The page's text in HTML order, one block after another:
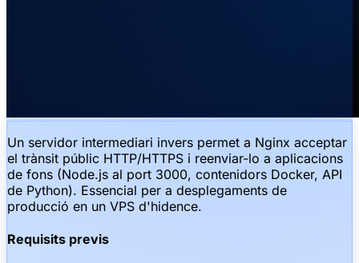
Un servidor intermediari invers permet a Nginx acceptar
el trànsit públic HTTP/HTTPS i reenviar-lo a aplicacions
de fons (Node.js al port 3000, contenidors Docker, API
de Python). Essencial per a desplegaments de
producció en un VPS d'hidence.
Requisits previs